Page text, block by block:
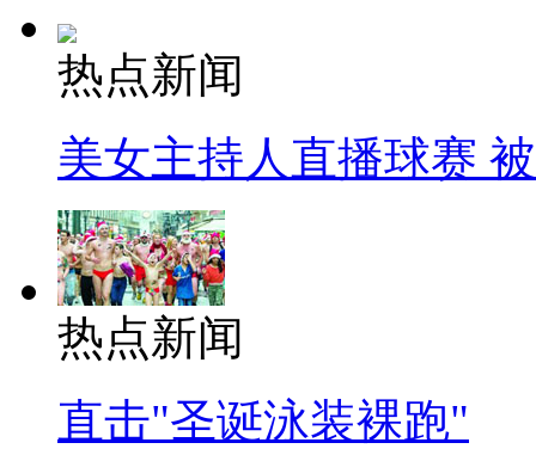
热点新闻
美女主持人直播球赛
热点新闻
直击"圣诞泳装裸跑"